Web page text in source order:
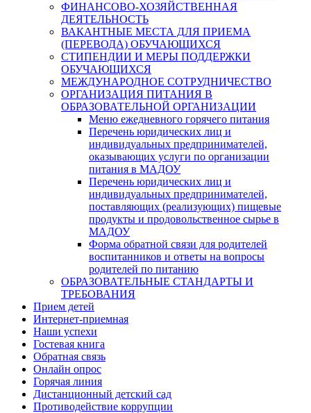
ФИНАНСОВО-ХОЗЯЙСТВЕННАЯ
ДЕЯТЕЛЬНОСТЬ
ВАКАНТНЫЕ МЕСТА ДЛЯ ПРИЕМА
(ПЕРЕВОДА) ОБУЧАЮЩИХСЯ
СТИПЕНДИИ И МЕРЫ ПОДДЕРЖКИ
ОБУЧАЮЩИХСЯ
МЕЖДУНАРОДНОЕ СОТРУДНИЧЕСТВО
ОРГАНИЗАЦИЯ ПИТАНИЯ В
ОБРАЗОВАТЕЛЬНОЙ ОРГАНИЗАЦИИ
Меню ежедневного горячего питания
Перечень юридических лиц и
индивидуальных предпринимателей,
оказывающих услуги по организации
питания в МАДОУ
Перечень юридических лиц и
индивидуальных предпринимателей,
поставляющих (реализующих) пищевые
продукты и продовольственное сырье в
МАДОУ
Форма обратной связи для родителей
воспитанников и ответы на вопросы
родителей по питанию
ОБРАЗОВАТЕЛЬНЫЕ СТАНДАРТЫ И
ТРЕБОВАНИЯ
Прием детей
Интернет-приемная
Наши успехи
Гостевая книга
Обратная связь
Онлайн опрос
Горячая линия
Дистанционный детский сад
Противодействие коррупции